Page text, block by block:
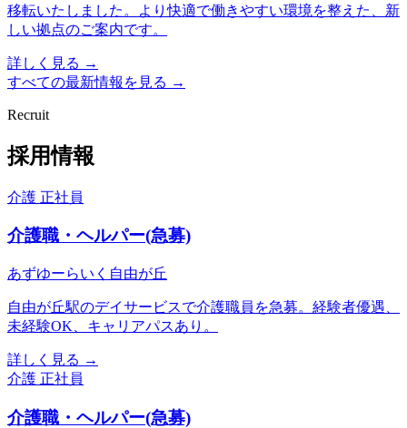
移転いたしました。より快適で働きやすい環境を整えた、新
しい拠点のご案内です。
詳しく見る →
すべての最新情報を見る →
Recruit
採用情報
介護 正社員
介護職・ヘルパー(急募)
あずゆーらいく自由が丘
自由が丘駅のデイサービスで介護職員を急募。経験者優遇、
未経験OK、キャリアパスあり。
詳しく見る →
介護 正社員
介護職・ヘルパー(急募)